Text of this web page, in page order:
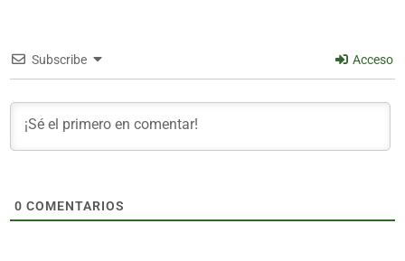
Subscribe Acceso
0 COMENTARIOS